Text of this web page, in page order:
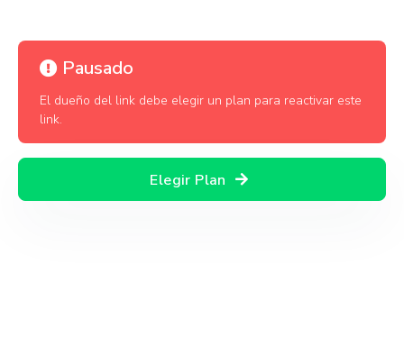
Pausado
El dueño del link debe elegir un plan para reactivar este
link.
Elegir Plan